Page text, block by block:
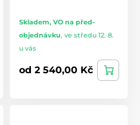
Skladem, VO na před-
objednávku, ve středu 12. 8.
u vás
od 2 540,00 Kč